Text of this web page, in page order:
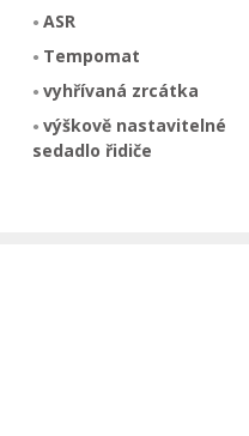
ASR
Tempomat
vyhřívaná zrcátka
výškově nastavitelné
sedadlo řidiče